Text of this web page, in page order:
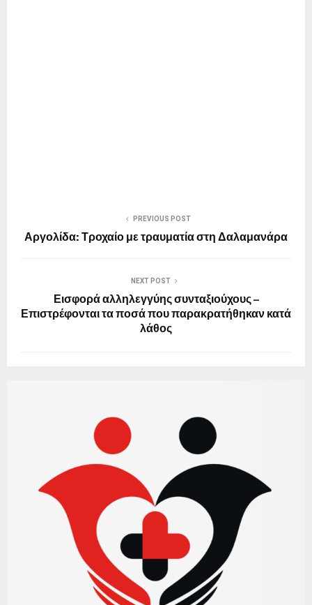
PREVIOUS POST
Αργολίδα: Τροχαίο με τραυματία στη Δαλαμανάρα
NEXT POST
Εισφορά αλληλεγγύης συνταξιούχους –
Επιστρέφονται τα ποσά που παρακρατήθηκαν κατά
λάθος